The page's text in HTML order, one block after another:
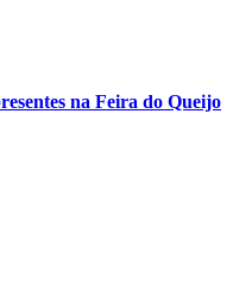
na Feira do Queijo